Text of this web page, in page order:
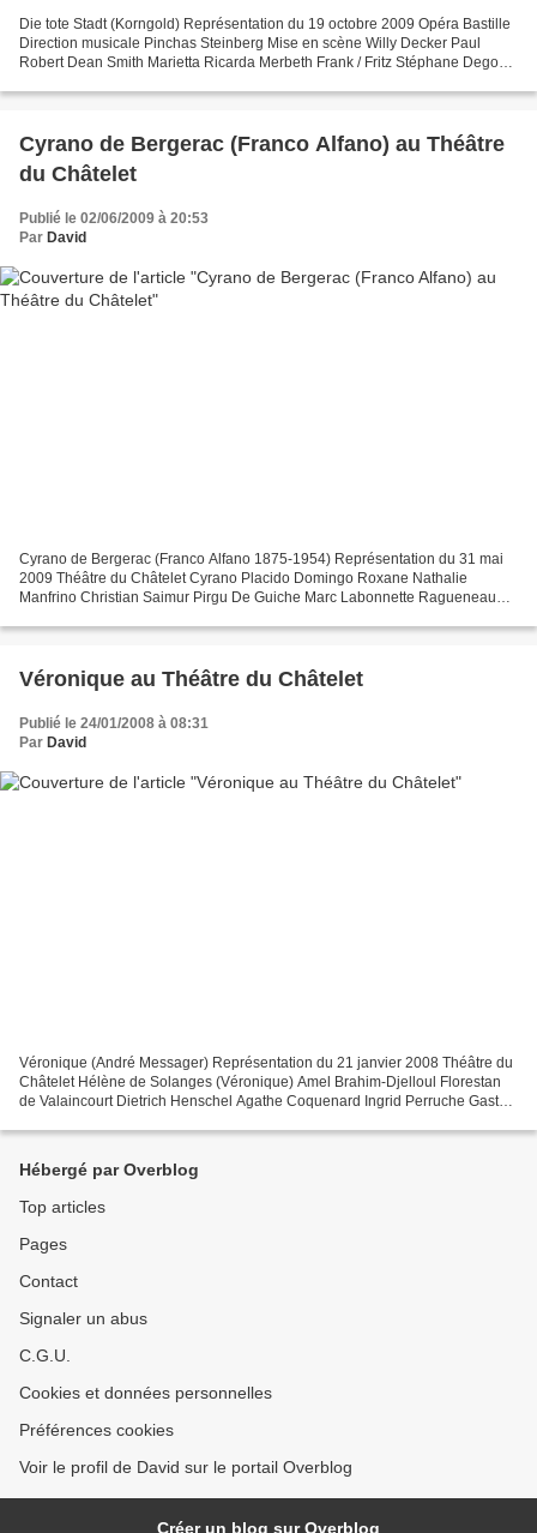
Die tote Stadt (Korngold) Représentation du 19 octobre 2009 Opéra Bastille
Direction musicale Pinchas Steinberg Mise en scène Willy Decker Paul
Robert Dean Smith Marietta Ricarda Merbeth Frank / Fritz Stéphane Degout
Cyrano de Bergerac (Franco Alfano) au Théâtre
du Châtelet
Publié le 02/06/2009 à 20:53
Par David
Cyrano de Bergerac (Franco Alfano 1875-1954) Représentation du 31 mai
2009 Théâtre du Châtelet Cyrano Placido Domingo Roxane Nathalie
Manfrino Christian Saimur Pirgu De Guiche Marc Labonnette Ragueneau
Véronique au Théâtre du Châtelet
Publié le 24/01/2008 à 08:31
Par David
Véronique (André Messager) Représentation du 21 janvier 2008 Théâtre du
Châtelet Hélène de Solanges (Véronique) Amel Brahim-Djelloul Florestan
de Valaincourt Dietrich Henschel Agathe Coquenard Ingrid Perruche Gaston
Hébergé par Overblog
Top articles
Pages
Contact
Signaler un abus
C.G.U.
Cookies et données personnelles
Préférences cookies
Voir le profil de David sur le portail Overblog
Créer un blog sur Overblog